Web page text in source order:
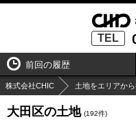
TEL
前回の履歴
株式会社CHIC 土地をエリアか
大田区の土地 (192件)